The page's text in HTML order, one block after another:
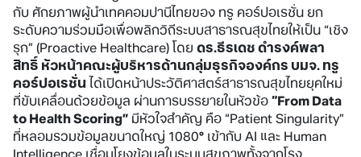
กับ ศักยภาพผู้นำเทคคอมปานีไทยของ ทรู คอร์ปอเรชั่น ยก
ระดับความร่วมมือเพื่อพลิกวิถีระบบสาธารณสุขไทยให้เป็น “เชิง
รุก” (Proactive Healthcare) โดยดร.ธีรเดช ดำรงค์พลา
สิทธิ์ หัวหน้าคณะผู้บริหารด้านกลุ่มธุรกิจองค์กรบมจ. ทรู
คอร์ปอเรชั่นได้เปิดหน้าประวัติศาสตร์สาธารณสุขไทยยุคใหม่
ที่ขับเคลื่อนด้วยข้อมูล ผ่านการบรรยายในหัวข้อ“From Data
to Health Scoring”มีหัวใจสำคัญ คือ “Patient Singularity”
ที่หลอมรวมข้อมูลขนาดใหญ่ 1080°เข้ากับ AI และ Human